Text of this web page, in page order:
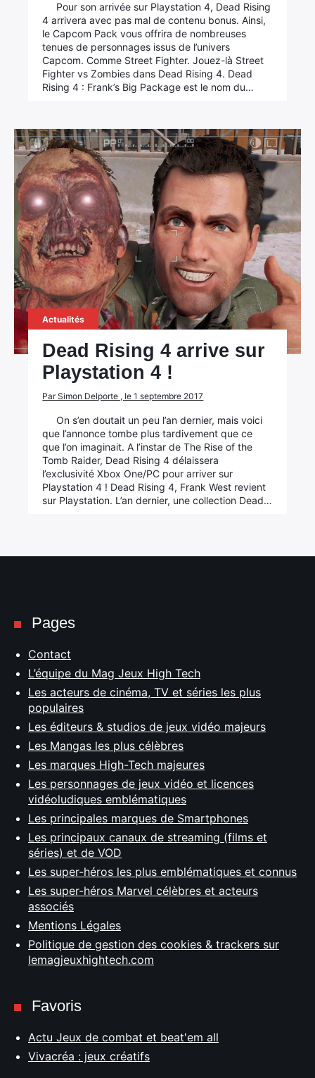
Pour son arrivée sur Playstation 4, Dead Rising
4 arrivera avec pas mal de contenu bonus. Ainsi,
le Capcom Pack vous offrira de nombreuses
tenues de personnages issus de l’univers
Capcom. Comme Street Fighter. Jouez-là Street
Fighter vs Zombies dans Dead Rising 4. Dead
Rising 4 : Frank’s Big Package est le nom du…
Actualités
Dead Rising 4 arrive sur
Playstation 4 !
Par Simon Delporte , le 1 septembre 2017
On s’en doutait un peu l’an dernier, mais voici
que l’annonce tombe plus tardivement que ce
que l’on imaginait. A l’instar de The Rise of the
Tomb Raider, Dead Rising 4 délaissera
l’exclusivité Xbox One/PC pour arriver sur
Playstation 4 ! Dead Rising 4, Frank West revient
sur Playstation. L’an dernier, une collection Dead…
Pages
Contact
L’équipe du Mag Jeux High Tech
Les acteurs de cinéma, TV et séries les plus
populaires
Les éditeurs & studios de jeux vidéo majeurs
Les Mangas les plus célèbres
Les marques High-Tech majeures
Les personnages de jeux vidéo et licences
vidéoludiques emblématiques
Les principales marques de Smartphones
Les principaux canaux de streaming (films et
séries) et de VOD
Les super-héros les plus emblématiques et connus
Les super-héros Marvel célèbres et acteurs
associés
Mentions Légales
Politique de gestion des cookies & trackers sur
lemagjeuxhightech.com
Favoris
Actu Jeux de combat et beat'em all
Vivacréa : jeux créatifs
×
Rechercher
: